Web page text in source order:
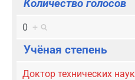
Количество голосов
0 +
Учёная степень
Доктор технических наук